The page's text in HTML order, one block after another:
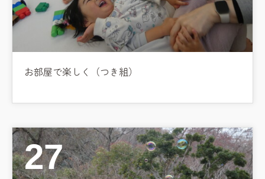
お部屋で楽しく（つき組）
27